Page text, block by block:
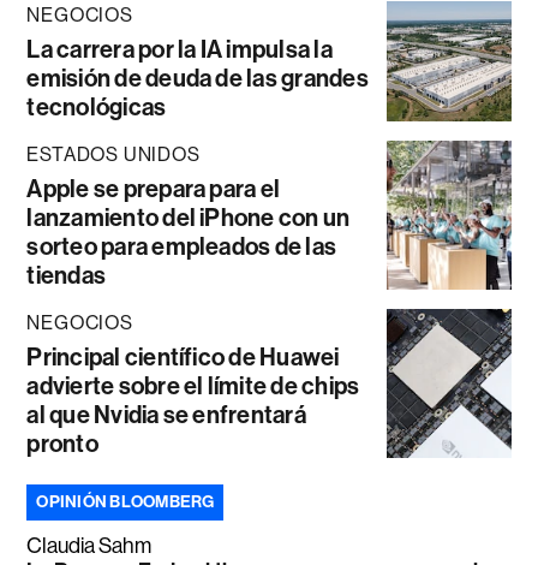
NEGOCIOS
La carrera por la IA impulsa la
emisión de deuda de las grandes
tecnológicas
ESTADOS UNIDOS
Apple se prepara para el
lanzamiento del iPhone con un
sorteo para empleados de las
tiendas
NEGOCIOS
Principal científico de Huawei
advierte sobre el límite de chips
al que Nvidia se enfrentará
pronto
OPINIÓN BLOOMBERG
Claudia Sahm